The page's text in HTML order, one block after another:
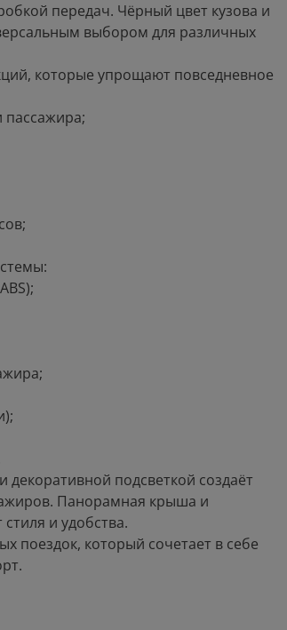
передач. Чёрный цвет кузова и
выбором для различных
которые упрощают повседневное
пассажира;
подсветкой создаёт
Панорамная крыша и
и удобства.
поездок, который сочетает в себе